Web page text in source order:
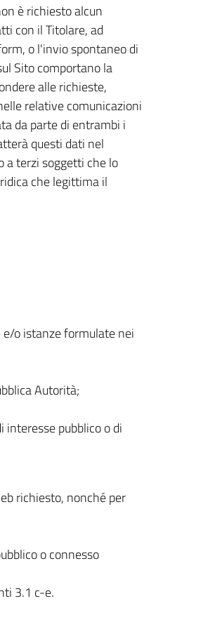
è richiesto alcun
con il Titolare, ad
o l'invio spontaneo di
Sito comportano la
alle richieste,
relative comunicazioni
da parte di entrambi i
questi dati nel
a terzi soggetti che lo
che legittima il
e/o istanze formulate nei
Autorità;
pubblico o di
richiesto, nonché per
o connesso
3.1 c-e.